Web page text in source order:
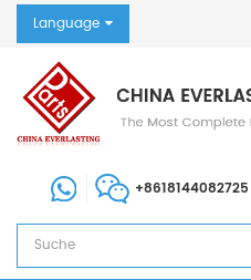
Language
+8618144082725